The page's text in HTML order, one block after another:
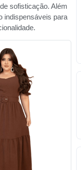
sofisticação. Além
indispensáveis para